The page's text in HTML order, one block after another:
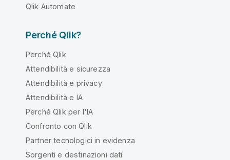
Qlik Automate
Perché Qlik?
Perché Qlik
Attendibilità e sicurezza
Attendibilità e privacy
Attendibilità e IA
Perché Qlik per l'IA
Confronto con Qlik
Partner tecnologici in evidenza
Sorgenti e destinazioni dati